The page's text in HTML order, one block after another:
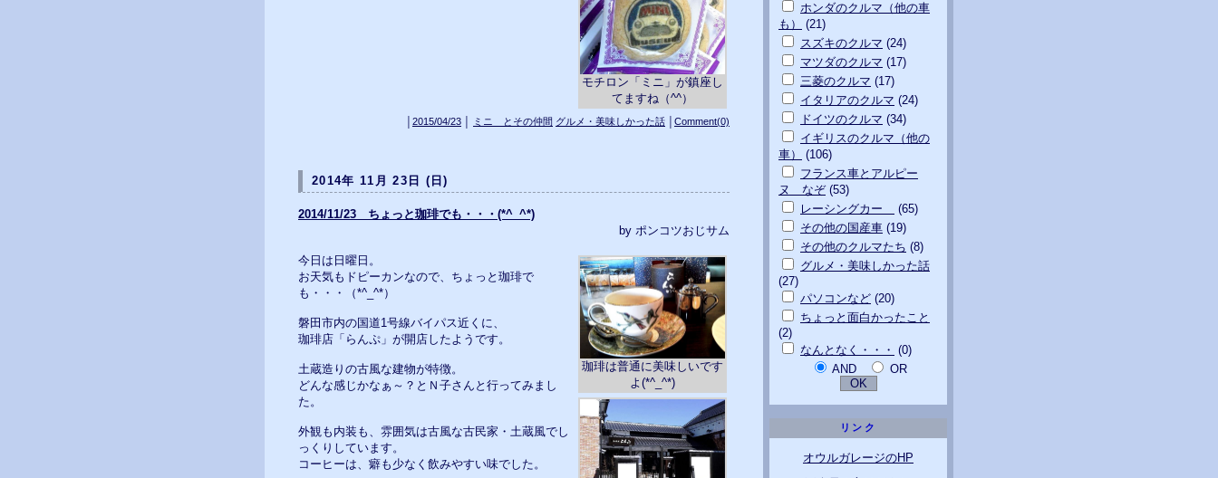
モチロン「ミニ」が鎮座し
てますね（^^）
2015/04/23 ミニ とその仲間 グルメ・美味しかった話 Comment(0)
2014年 11月 23日 (日)
2014/11/23 ちょっと珈琲でも・・・(*^_^*)
by ポンコツおじサム
珈琲は普通に美味しいです
よ(*^_^*)
今日は日曜日。
お天気もドピーカンなので、ちょっと珈琲で
も・・・（*^_^*）
磐田市内の国道1号線バイパス近くに、
珈琲店「らんぷ」が開店したようです。
土蔵造りの古風な建物が特徴。
どんな感じかなぁ～？とＮ子さんと行ってみまし
た。
外観も内装も、雰囲気は古風な古民家・土蔵風でし
っくりしています。
コーヒーは、癖も少なく飲みやすい味でした。
ホンダのクルマ（他の車
も）
(21)
スズキのクルマ (24)
マツダのクルマ (17)
三菱のクルマ (17)
イタリアのクルマ (24)
ドイツのクルマ (34)
イギリスのクルマ（他の
車）
(106)
フランス車とアルピー
ヌ なぞ(53)
レーシングカー
(65)
その他の国産車 (19)
その他のクルマたち (8)
グルメ・美味しかった話
(27)
パソコンなど (20)
ちょっと面白かったこと
(2)
なんとなく・・・ (0)
AND
OR
リンク
オウルガレージのHP